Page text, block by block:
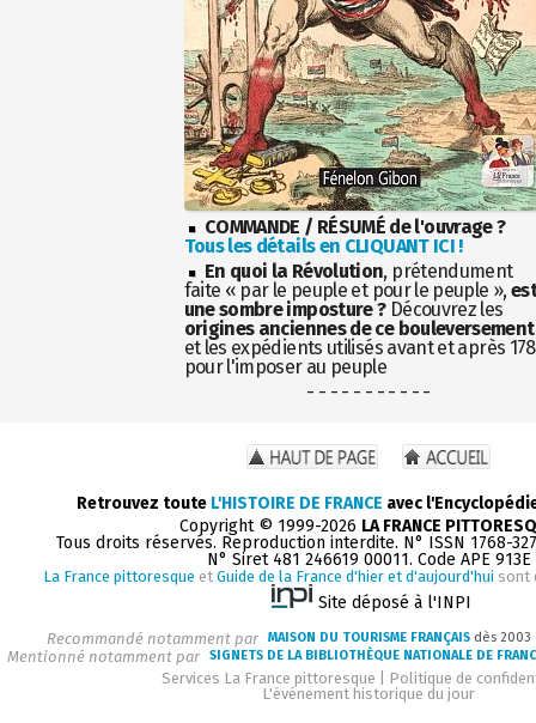
COMMANDE / RÉSUMÉ de l'ouvrage ?
Tous les détails en CLIQUANT ICI !
En quoi la Révolution, prétendument
faite « par le peuple et pour le peuple »,
une sombre imposture ?Découvrez les
origines anciennes de ce bouleversement
et les expédients utilisés avant et après
pour l'imposer au peuple
- - - - - - - - - - -
Retrouvez toute L'HISTOIRE DE FRANCE avec
Copyright © 1999-2026 LA FRANCE
Tous droits réservés. Reproduction interdite. N° ISSN 1768-
N° Siret 481 246619 00011. Code APE 913E
La France pittoresque et Guide de la France d'hier et d'aujourd'hui sont
Site déposé à l'INPI
Recommandé notamment par MAISON DU TOURISME FRANÇAIS dès
Mentionné notamment par SIGNETS DE LA BIBLIOTHÈQUE NATIONALE DE
Services La France pittoresque
Politique de
L'événement historique du jour